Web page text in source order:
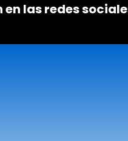
las redes